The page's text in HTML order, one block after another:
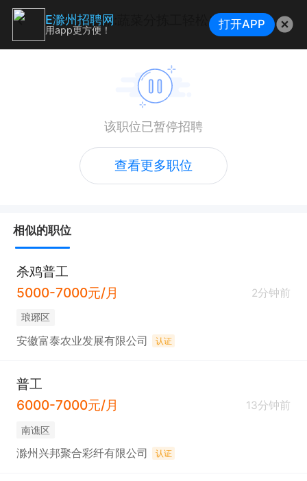
长久物流:蔬菜分拣工轻松自由包吃一餐
该职位已暂停招聘
查看更多职位
相似的职位
杀鸡普工
5000-7000元/月
2分钟前
琅琊区
安徽富泰农业发展有限公司 认证
普工
6000-7000元/月
13分钟前
南谯区
滁州兴邦聚合彩纤有限公司 认证
E滁州招聘网
用app更方便！ 打开APP